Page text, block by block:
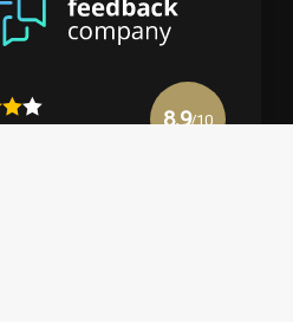
8.9/10